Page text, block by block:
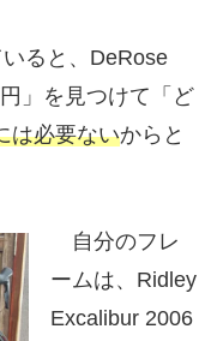
ると、DeRose
」を見つけて「ど
は必要ないからと
自分のフレ
ームは、Ridley
Excalibur 2006